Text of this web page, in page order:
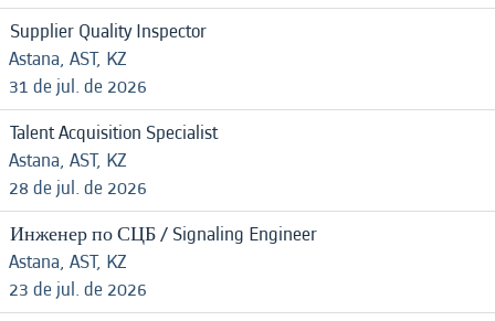
Supplier Quality Inspector
Astana, AST, KZ
31 de jul. de 2026
Talent Acquisition Specialist
Astana, AST, KZ
28 de jul. de 2026
Инженер по СЦБ / Signaling Engineer
Astana, AST, KZ
23 de jul. de 2026